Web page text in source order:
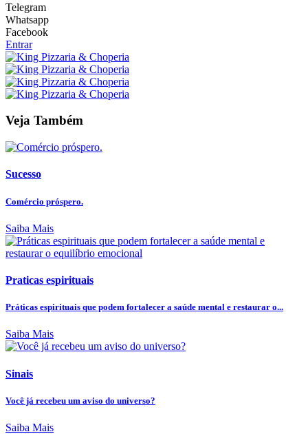
Telegram
Whatsapp
Facebook
Entrar
Veja Também
Sucesso
Comércio próspero.
Saiba Mais
Praticas espirituais
Práticas espirituais que podem fortalecer a saúde mental e restaurar o...
Saiba Mais
Sinais
Você já recebeu um aviso do universo?
Saiba Mais